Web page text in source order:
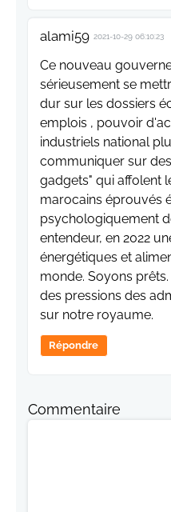
alami59 2021-10-29 06:10:23
Ce nouveau
sérieusement se
dur sur les dossiers
emplois , pouvoir
industriels national
communiquer sur
gadgets" qui affolent
marocains éprouvés
psychologiquement
entendeur, en 2022
énergétiques et
monde. Soyons
des pressions des
sur notre royaume.
Répondre
Commentaire